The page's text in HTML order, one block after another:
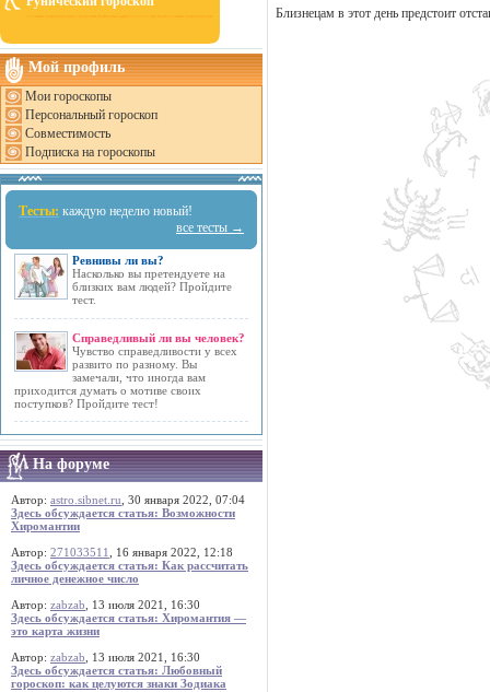
Мой профиль
Мои гороскопы
Персональный гороскоп
Совместимость
Подписка на гороскопы
Тесты: каждую неделю новый!
все тесты →
Ревнивы ли вы?
Насколько вы претендуете на
близких вам людей? Пройдите
тест.
Справедливый ли вы человек?
Чувство справедливости у всех
развито по разному. Вы
замечали, что иногда вам
приходится думать о мотиве своих
поступков? Пройдите тест!
На форуме
Автор: astro.sibnet.ru , 30 января 2022, 07:04
Здесь обсуждается статья: Возможности
Хиромантии
Автор: 271033511
, 16 января 2022, 12:18
Здесь обсуждается статья: Как рассчитать
личное денежное число
Автор: zabzab , 13 июля 2021, 16:30
Здесь обсуждается статья: Хиромантия —
это карта жизни
Автор: zabzab , 13 июля 2021, 16:30
Здесь обсуждается статья: Любовный
гороскоп: как целуются знаки Зодиака
Близнецам в этот день предстоит